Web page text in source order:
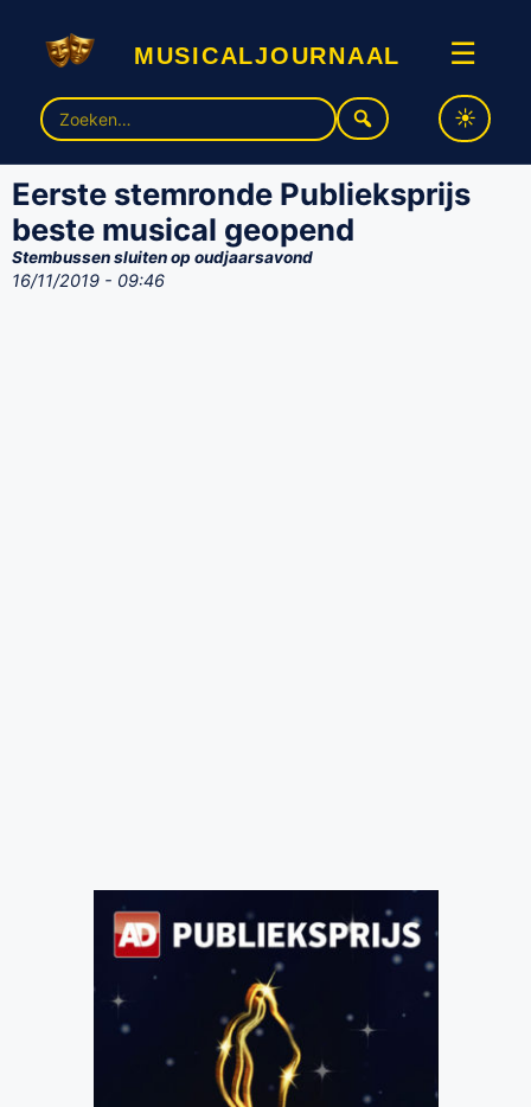
musicaljournaal ☰
Zoek
naar:
Eerste stemronde Publieksprijs
beste musical geopend
Stembussen sluiten op oudjaarsavond
16/11/2019 - 09:46